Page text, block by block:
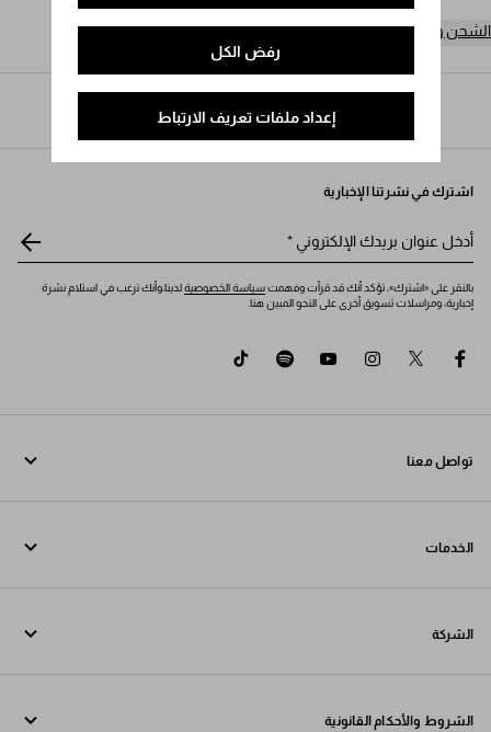
رفض الكل
إعداد ملفات تعريف الارتباط
الشحن وعمليات الإرجاع مجاناً
النساء الأكسسوارات
اشترك في نشرتنا الإخبارية
أدخل عنوان بريدك الإلكتروني *
بالنقر على «اشترك»، تؤكد أنك قد قرأت وفهمتسياسة الخصوصيةلدينا،وأنك ترغب في استلام نشرة
إخبارية، ومراسلات تسويق أخرى على النحو المبين هنا.
facebook
twitter
instagram
youtube
spotify
تواصل معنا
الخدمات
تتبع طلبك
الشركة
الشروط والأحكام القانونية